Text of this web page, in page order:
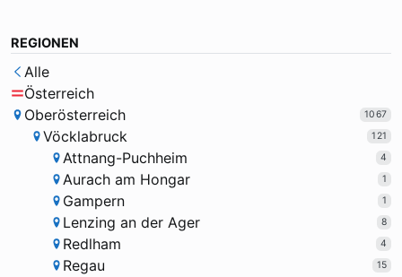
REGIONEN
Alle
Österreich
Oberösterreich
1067
Vöcklabruck 121
Attnang-Puchheim 4
Aurach am Hongar 1
Gampern 1
Lenzing an der Ager 8
Redlham 4
Regau 15